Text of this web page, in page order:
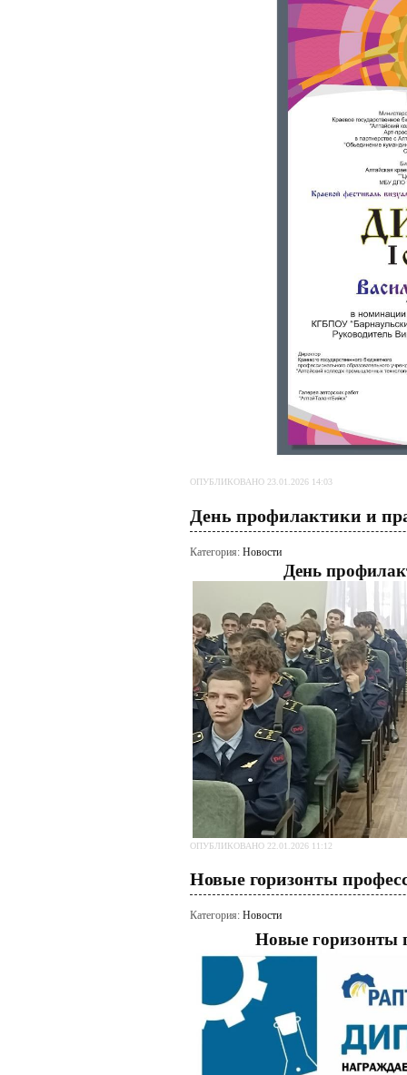
ОПУБЛИКОВАНО 23.01.2026 14:03
День профилактики и
Категория: Новости
День
ОПУБЛИКОВАНО 22.01.2026 11:12
Новые горизонты
Категория: Новости
Новые горизонты